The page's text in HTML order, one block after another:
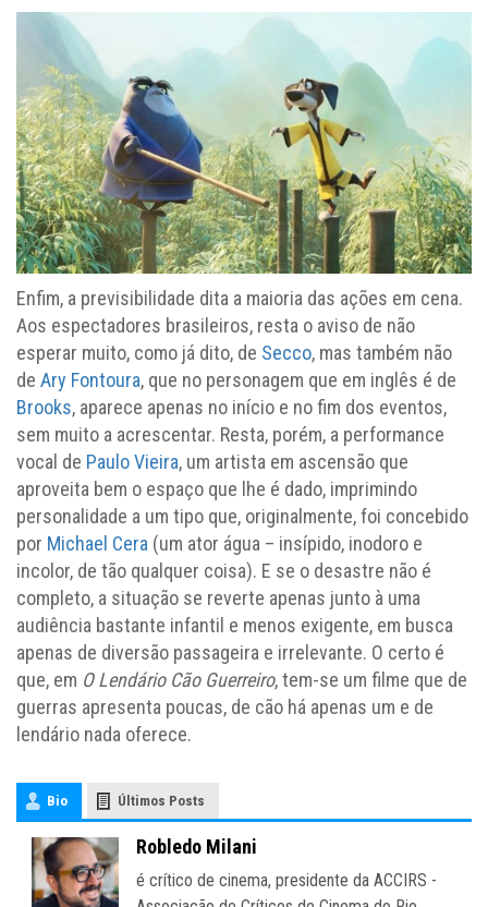
Enfim, a previsibilidade dita a maioria das ações em cena.
Aos espectadores brasileiros, resta o aviso de não
esperar muito, como já dito, de Secco, mas também não
de Ary Fontoura, que no personagem que em inglês é de
Brooks, aparece apenas no início e no fim dos eventos,
sem muito a acrescentar. Resta, porém, a performance
vocal de Paulo Vieira, um artista em ascensão que
aproveita bem o espaço que lhe é dado, imprimindo
personalidade a um tipo que, originalmente, foi concebido
por Michael Cera (um ator água – insípido, inodoro e
incolor, de tão qualquer coisa). E se o desastre não é
completo, a situação se reverte apenas junto à uma
audiência bastante infantil e menos exigente, em busca
apenas de diversão passageira e irrelevante. O certo é
que, em O Lendário Cão Guerreiro, tem-se um filme que de
guerras apresenta poucas, de cão há apenas um e de
lendário nada oferece.
Bio Últimos Posts
Robledo Milani
é crítico de cinema, presidente da ACCIRS -